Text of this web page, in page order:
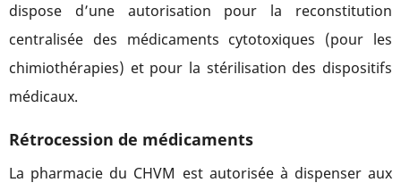
dispose d’une autorisation pour la reconstitution
centralisée des médicaments cytotoxiques (pour les
chimiothérapies) et pour la stérilisation des dispositifs
médicaux.
Rétrocession de médicaments
La pharmacie du CHVM est autorisée à dispenser aux